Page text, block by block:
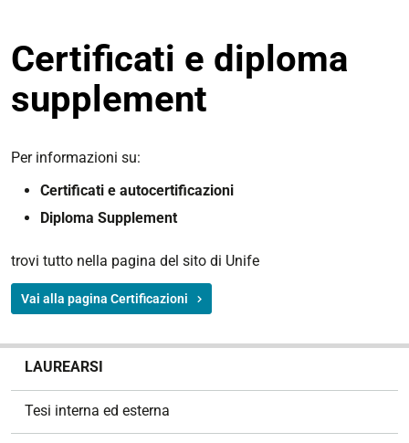
Certificati e diploma
supplement
Per informazioni su:
Certificati e autocertificazioni
Diploma Supplement
trovi tutto nella pagina del sito di Unife
Vai alla pagina Certificazioni
LAUREARSI
Tesi interna ed esterna